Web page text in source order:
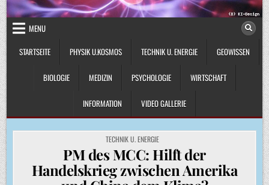
MENU
STARTSEITE
PHYSIK U.KOSMOS TECHNIK U. ENERGIE GEOWISSEN
BIOLOGIE MEDIZIN PSYCHOLOGIE WIRTSCHAFT
INFORMATION VIDEO GALLERIE
POSTED
IN
TECHNIK U. ENERGIE
PM des MCC: Hilft der
Handelskrieg zwischen Amerika